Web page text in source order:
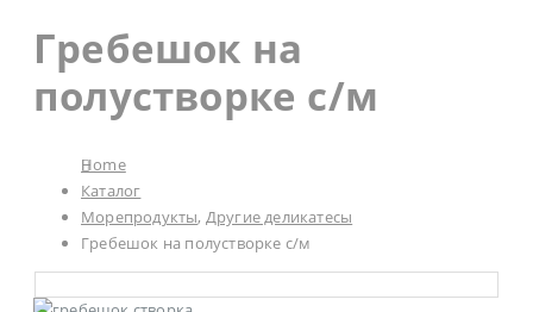
Гребешок на
полустворке с/м
Home
Каталог
Морепродукты, Другие деликатесы
Гребешок на полустворке с/м